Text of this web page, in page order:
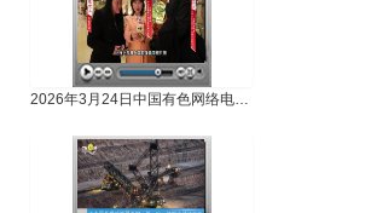
2026年3月24日中国有色网络电视新闻